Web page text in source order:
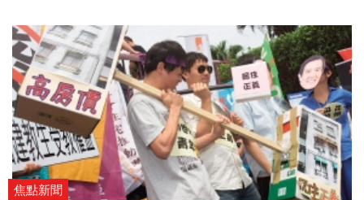
期待的明日之星。
焦點新聞